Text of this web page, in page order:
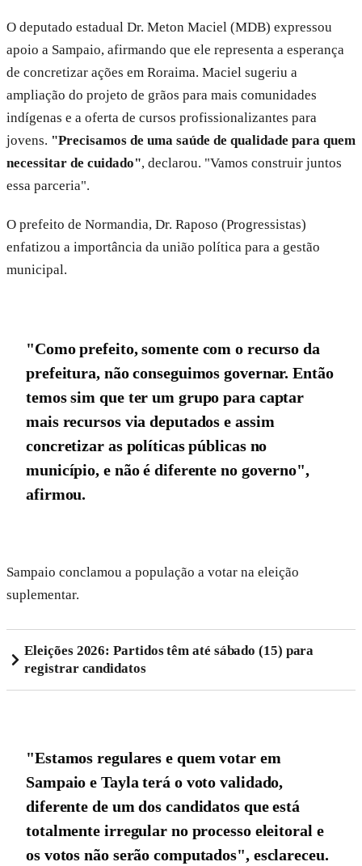
O deputado estadual Dr. Meton Maciel (MDB) expressou
apoio a Sampaio, afirmando que ele representa a esperança
de concretizar ações em Roraima. Maciel sugeriu a
ampliação do projeto de grãos para mais comunidades
indígenas e a oferta de cursos profissionalizantes para
jovens. "Precisamos de uma saúde de qualidade para quem
necessitar de cuidado", declarou. "Vamos construir juntos
essa parceria".
O prefeito de Normandia, Dr. Raposo (Progressistas)
enfatizou a importância da união política para a gestão
municipal.
"Como prefeito, somente com o recurso da
prefeitura, não conseguimos governar. Então
temos sim que ter um grupo para captar
mais recursos via deputados e assim
concretizar as políticas públicas no
município, e não é diferente no governo",
afirmou.
Sampaio conclamou a população a votar na eleição
suplementar.
Eleições 2026: Partidos têm até sábado (15) para
registrar candidatos
"Estamos regulares e quem votar em
Sampaio e Tayla terá o voto validado,
diferente de um dos candidatos que está
totalmente irregular no processo eleitoral e
os votos não serão computados", esclareceu.